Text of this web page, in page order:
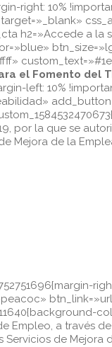
10%
h2=»Accede a
el Fomento del
left: 10%
por la que se
de la
a través
de